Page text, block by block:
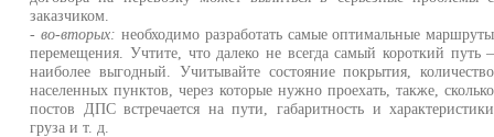
заказчиком.
- во-вторых: необходимо разработать самые оптимальные маршруты
перемещения. Учтите, что далеко не всегда самый короткий путь –
наиболее выгодный. Учитывайте состояние покрытия, количество
населенных пунктов, через которые нужно проехать, также, сколько
постов ДПС встречается на пути, габаритность и характеристики
груза и т. д.